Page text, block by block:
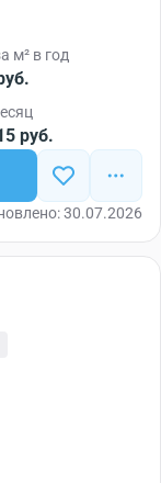
м² в год
руб.
30.07.2026